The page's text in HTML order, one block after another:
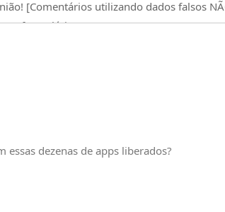
dezenas de apps liberados?